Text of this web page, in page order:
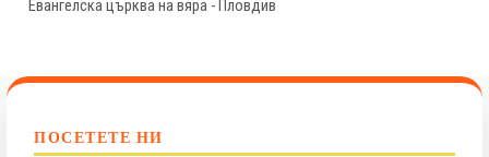
Евангелска църква на вяра - Пловдив
ПОСЕТЕТЕ НИ